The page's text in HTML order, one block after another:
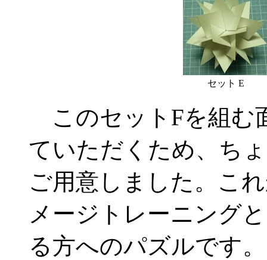
セット E
このセットFを組む
ていただくため、ち
ご用意しました。こ
メージトレーニング
る方へのパズルです